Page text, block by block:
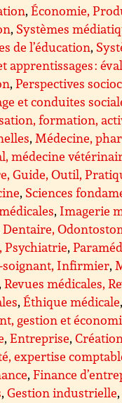
,Économie,
, Systèmes
de l’éducation,
apprentissages :
,Perspectives
et conduites
formation,
, Médecine,
médecine
Guide, Outil,
, Sciences
, Imagerie
Dentaire,
Psychiatrie,
soignant, Infirmier,
,Revues médicales,
,Éthique médicale,
gestion et
,Entreprise,
expertise
,Finance
,Gestion industrielle,